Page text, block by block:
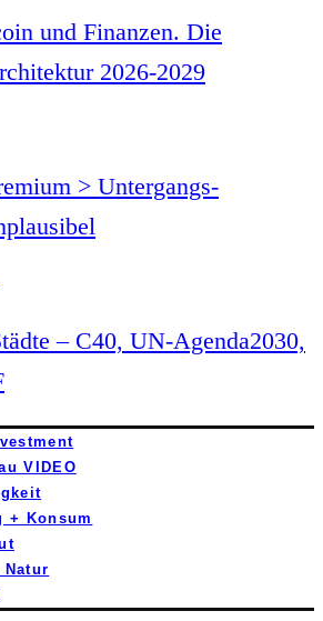
und Finanzen. Die
2026-2029
> Untergangs-
– C40, UN-Agenda2030,
VIDEO
+ Konsum
Natur